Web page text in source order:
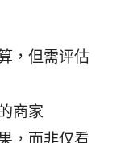
，但需评估
商家